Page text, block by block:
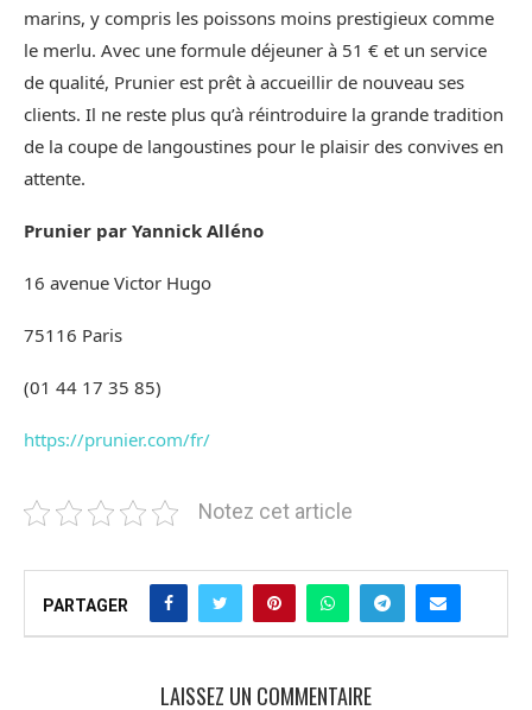
marins, y compris les poissons moins prestigieux comme
le merlu. Avec une formule déjeuner à 51 € et un service
de qualité, Prunier est prêt à accueillir de nouveau ses
clients. Il ne reste plus qu’à réintroduire la grande tradition
de la coupe de langoustines pour le plaisir des convives en
attente.
Prunier par Yannick Alléno
16 avenue Victor Hugo
75116 Paris
(01 44 17 35 85)
https://prunier.com/fr/
Notez cet article
PARTAGER
LAISSEZ UN COMMENTAIRE